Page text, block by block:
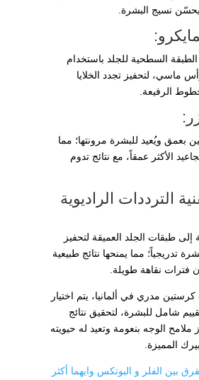
نسيج البشرة.
السطحية للجلد باستخدام
ماسي، لتحفيز تجدد الخلايا
الرفيعة.
بعمق ويُعيد للبشرة مرونتها؛ مما
الأكثر عمقاً، مع نتائج تدوم
الترددات الراديوية
طبقات الجلد العميقة لتحفيز
تدريجياً؛ مما يمنحها نتائج طبيعية
فترات نقاهة طويلة.
مدري في ألمانيا، يتم اختيار
شامل للبشرة، لتحقيق نتائج
ملامح الوجه بنعومة وتعيد له حيويته
المميزة.
بين الفلر و البوتكس وايهما أكثر